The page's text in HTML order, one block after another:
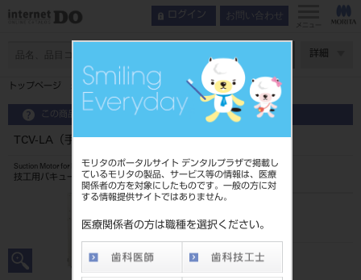
モリタのポータルサイト デンタルプラザで掲載し
ているモリタの製品、サービス等の情報は、医療
関係者の方を対象にしたものです。一般の方に対
する情報提供サイトではありません。
医療関係者の方は職種を選択ください。
ログイン お問い合わせ
メニュー
詳細
トップページ TCV-LA（手動脱塵・操作盤内蔵） 50Hz
この商品に関するお問い合わせ
TCV-LA（手動脱塵・操作盤内蔵） 50Hz
Suction Motor for Laboratory
技工用バキューム
101681030
JAN/EANコード